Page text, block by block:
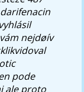
nejdøív
pode
ale proto